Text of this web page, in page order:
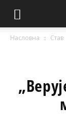
Насловна Став